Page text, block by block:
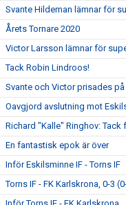
Svante Hildeman lämnar för
Årets Tornare 2020
Victor Larsson lämnar för
Tack Robin Lindroos!
Svante och Victor prisades på
Oavgjord avslutning mot
Richard "Kalle" Ringhov: Tack
En fantastisk epok är över
Inför Eskilsminne IF - Torns IF
Torns IF - FK Karlskrona, 0-3